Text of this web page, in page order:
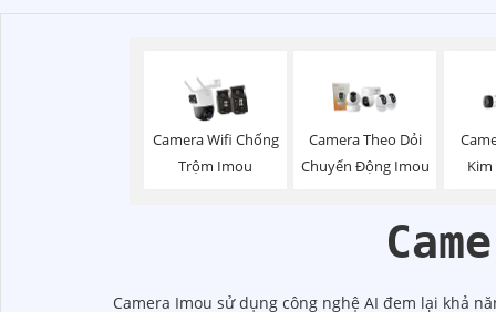
Camera Wifi Chống
Trộm Imou
Camera Theo Dỏi
Chuyển Động Imou
Camera Imou sử dụng công nghệ AI đem lại khả